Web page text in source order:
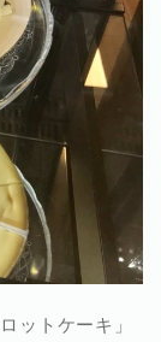
ットケーキ」